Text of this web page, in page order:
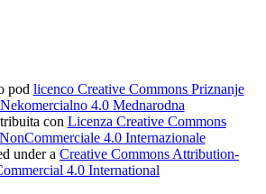
pod licenco Creative Commons Priznanje
4.0 Mednarodna
con Licenza Creative Commons
4.0 Internazionale
under a Creative Commons Attribution-
4.0 International